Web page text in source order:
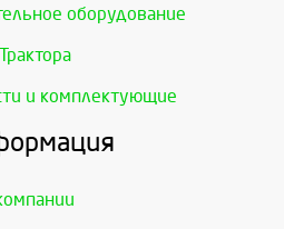
оборудование
Трактора
и комплектующие